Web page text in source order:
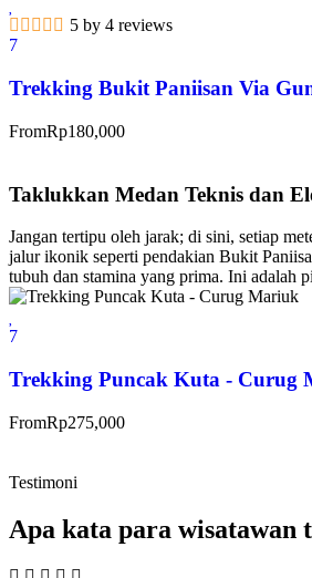
5 by 4 reviews
7
Trekking Bukit Paniisan Via
FromRp180,000
Taklukkan Medan Teknis dan
Jangan tertipu oleh jarak; di sini, setiap
jalur ikonik seperti pendakian Bukit
tubuh dan stamina yang prima. Ini adalah
7
Trekking Puncak Kuta - Curug
FromRp275,000
Testimoni
Apa kata para wisatawan